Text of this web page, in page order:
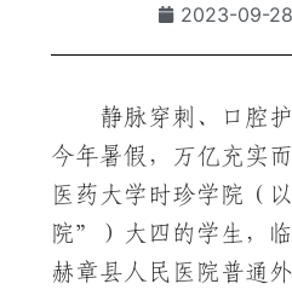
2023-09-28
静脉穿刺、口腔
今年暑假，万亿充实
医药大学时珍学院（
院”）大四的学生，
赫章县人民医院普通外